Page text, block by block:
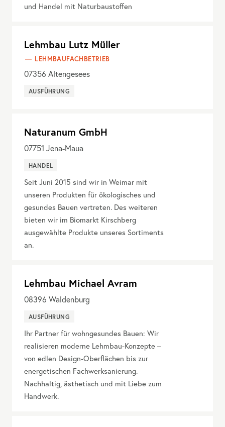
und Handel mit Naturbaustoffen
Lehmbau Lutz Müller
LEHMBAUFACHBETRIEB
07356 Altengesees
AUSFÜHRUNG
Naturanum GmbH
07751 Jena-Maua
HANDEL
Seit Juni 2015 sind wir in Weimar mit
unseren Produkten für ökologisches und
gesundes Bauen vertreten. Des weiteren
bieten wir im Biomarkt Kirschberg
ausgewählte Produkte unseres Sortiments
an.
Lehmbau Michael Avram
08396 Waldenburg
AUSFÜHRUNG
Ihr Partner für wohngesundes Bauen: Wir
realisieren moderne Lehmbau-Konzepte –
von edlen Design-Oberflächen bis zur
energetischen Fachwerksanierung.
Nachhaltig, ästhetisch und mit Liebe zum
Handwerk.